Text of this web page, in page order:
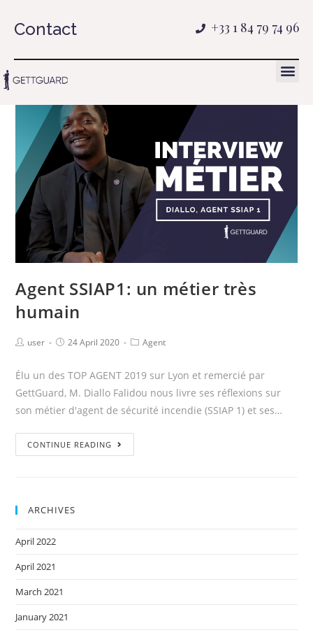
Contact +33 1 84 79 74 96
Agent SSIAP1: un métier très
humain
user 24 April 2020 Agent
Élu un des TOP AGENT 2019 sur Lyon et remercié par
GettGuard, M. Diallo Falidou nous livre ses réflexions sur
son métier d'agent de sécurité incendie (SSIAP 1) et ses…
CONTINUE READING
ARCHIVES
April 2022
April 2021
March 2021
January 2021